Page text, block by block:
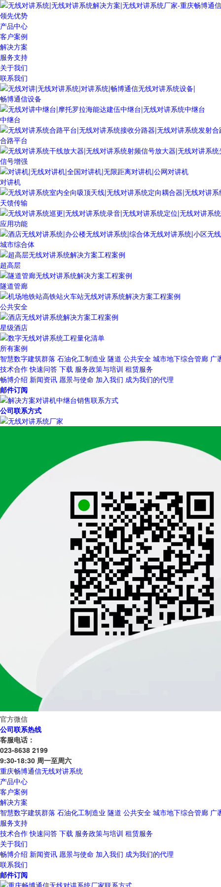
领先优势
产品中心
客户案例
解决方案
服务支持
关于我们
联系我们
畅博通信设备
中继台
合路平台
信号增强
对讲机
天馈传输
应用功能
城市综合体
超高层
隧道管廊
公共安全
星级酒店
所有案例
智慧数字建筑群落 石油化工制造业 隧道 公共安全 城市地下综合管廊 广
技术合作 快速问答 下载 服务政策与培训 租赁服务
畅博介绍 新闻资讯 愿景与使命 加入我们 成为我们的代理
邮件订阅
公司联系方式
官方微信
公司联系热线
客服电话：
023-8638 2199
9:30-18:30 周一至周六
重庆畅博通信无线对讲系统
产品中心
客户案例
解决方案
智慧数字建筑群落 石油化工制造业 隧道 公共安全 城市地下综合管廊 广
服务支持
技术合作 快速问答 下载 服务政策与培训 租赁服务
关于我们
畅博介绍 新闻资讯 愿景与使命 加入我们 成为我们的代理
联系我们
邮件订阅